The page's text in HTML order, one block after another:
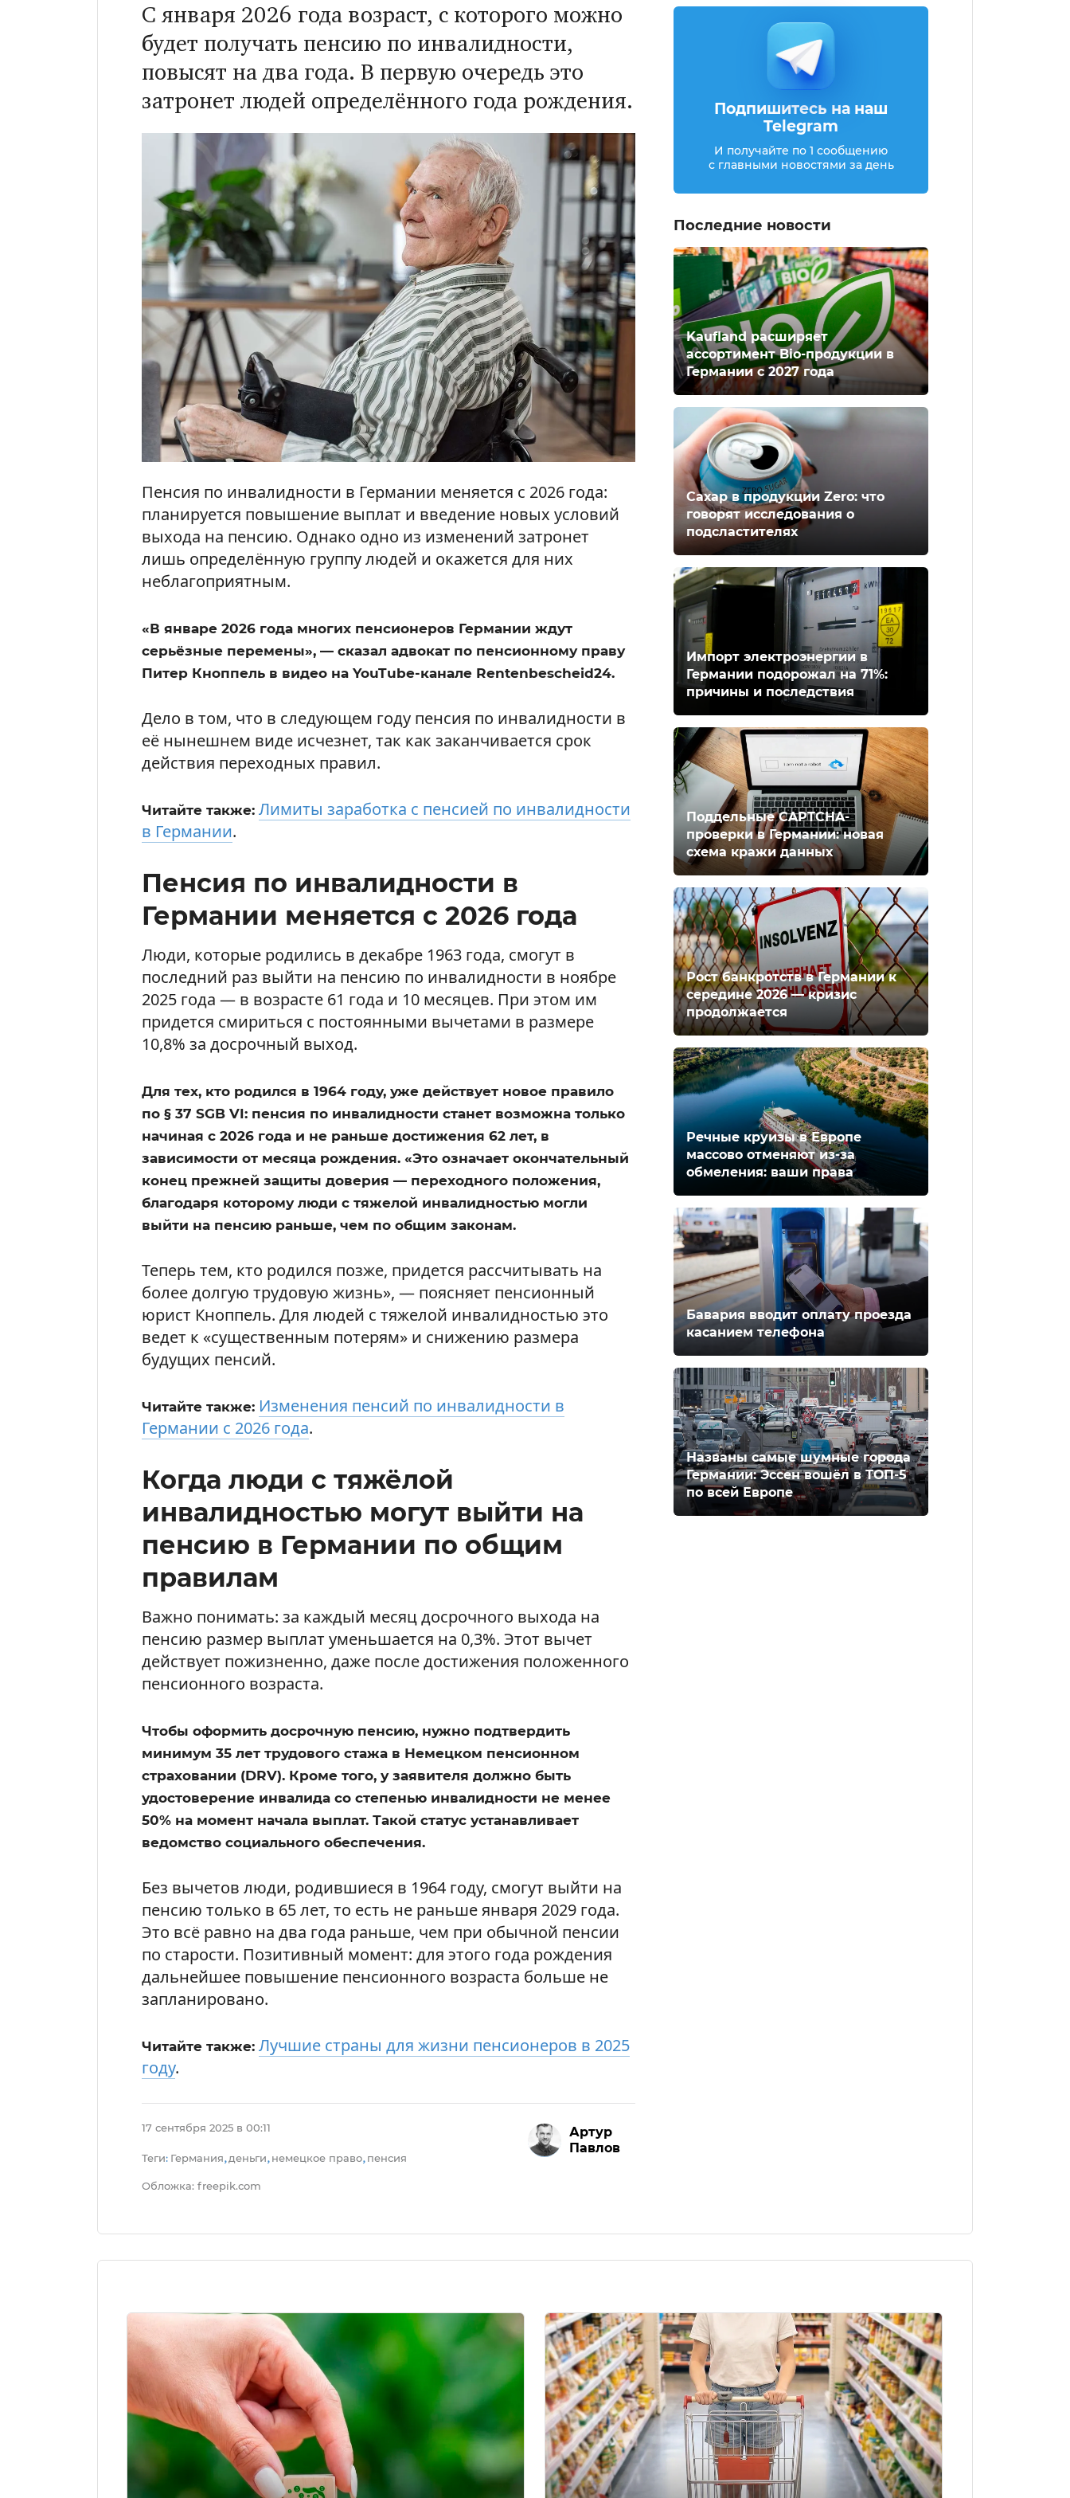
С января 2026 года возраст, с которого можно
будет получать пенсию по инвалидности,
повысят на два года. В первую очередь это
затронет людей определённого года рождения.
Пенсия по инвалидности в Германии меняется с 2026 года:
планируется повышение выплат и введение новых условий
выхода на пенсию. Однако одно из изменений затронет
лишь определённую группу людей и окажется для них
неблагоприятным.
«В январе 2026 года многих пенсионеров Германии ждут
серьёзные перемены», — сказал адвокат по пенсионному праву
Питер Кноппель в видео на YouTube-канале Rentenbescheid24.
Дело в том, что в следующем году пенсия по инвалидности в
её нынешнем виде исчезнет, так как заканчивается срок
действия переходных правил.
Читайте также: Лимиты заработка с пенсией по инвалидности
в Германии.
Пенсия по инвалидности в
Германии меняется с 2026 года
Люди, которые родились в декабре 1963 года, смогут в
последний раз выйти на пенсию по инвалидности в ноябре
2025 года — в возрасте 61 года и 10 месяцев. При этом им
придется смириться с постоянными вычетами в размере
10,8% за досрочный выход.
Для тех, кто родился в 1964 году, уже действует новое правило
по § 37 SGB VI: пенсия по инвалидности станет возможна только
начиная с 2026 года и не раньше достижения 62 лет, в
зависимости от месяца рождения. «Это означает окончательный
конец прежней защиты доверия — переходного положения,
благодаря которому люди с тяжелой инвалидностью могли
выйти на пенсию раньше, чем по общим законам.
Теперь тем, кто родился позже, придется рассчитывать на
более долгую трудовую жизнь», — поясняет пенсионный
юрист Кноппель. Для людей с тяжелой инвалидностью это
ведет к «существенным потерям» и снижению размера
будущих пенсий.
Читайте также: Изменения пенсий по инвалидности в
Германии с 2026 года.
Когда люди с тяжёлой
инвалидностью могут выйти на
пенсию в Германии по общим
правилам
Важно понимать: за каждый месяц досрочного выхода на
пенсию размер выплат уменьшается на 0,3%. Этот вычет
действует пожизненно, даже после достижения положенного
пенсионного возраста.
Чтобы оформить досрочную пенсию, нужно подтвердить
минимум 35 лет трудового стажа в Немецком пенсионном
страховании (DRV). Кроме того, у заявителя должно быть
удостоверение инвалида со степенью инвалидности не менее
50% на момент начала выплат. Такой статус устанавливает
ведомство социального обеспечения.
Без вычетов люди, родившиеся в 1964 году, смогут выйти на
пенсию только в 65 лет, то есть не раньше января 2029 года.
Это всё равно на два года раньше, чем при обычной пенсии
по старости. Позитивный момент: для этого года рождения
дальнейшее повышение пенсионного возраста больше не
запланировано.
Читайте также: Лучшие страны для жизни пенсионеров в 2025
году.
17 сентября 2025 в 00:11
Теги: Германия, деньги, немецкое право, пенсия
Обложка: freepik.com
Артур
Павлов
Подпишитесь на наш
Telegram
И получайте по 1 сообщению
с главными новостями за день
Последние новости
Kaufland расширяет
ассортимент Bio-продукции в
Германии с 2027 года
Сахар в продукции Zero: что
говорят исследования о
подсластителях
Импорт электроэнергии в
Германии подорожал на 71%:
причины и последствия
Поддельные CAPTCHA-
проверки в Германии: новая
схема кражи данных
Рост банкротств в Германии к
середине 2026 — кризис
продолжается
Речные круизы в Европе
массово отменяют из-за
обмеления: ваши права
Бавария вводит оплату проезда
касанием телефона
Названы самые шумные города
Германии: Эссен вошёл в ТОП-5
по всей Европе